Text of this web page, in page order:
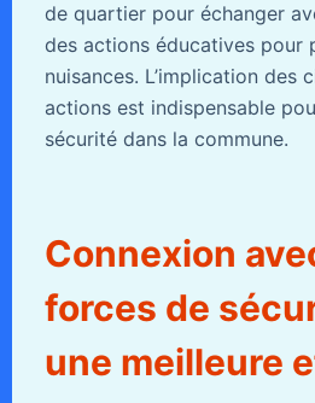
de quartier pour échanger
des actions éducatives pour
nuisances. L’implication des
actions est indispensable
sécurité dans la commune.
Connexion
forces de
une meilleure